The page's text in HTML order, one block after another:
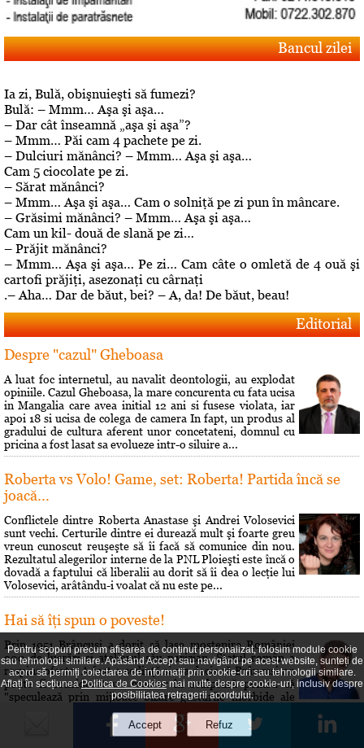
Bancul zilei
Ia zi, Bulă, obişnuieşti să fumezi?
Bulă: – Mmm… Aşa şi aşa…
– Dar cât înseamnă „aşa şi aşa”?
– Mmm… Păi cam 4 pachete pe zi.
– Dulciuri mănânci? – Mmm… Aşa şi aşa…
Cam 5 ciocolate pe zi.
– Sărat mănânci?
– Mmm… Aşa şi aşa… Cam o solniţă pe zi pun în mâncare.
– Grăsimi mănânci? – Mmm… Aşa şi aşa…
Cam un kil- două de slană pe zi…
– Prăjit mănânci?
– Mmm… Aşa şi aşa… Pe zi… Cam câte o omletă de 4 ouă şi
cartofi prăjiţi, asezonaţi cu cârnaţi
.– Aha… Dar de băut, bei? – A, da! De băut, beau!
Editorial
Despre "cazul" Gheboasa
A luat foc internetul, au navalit deontologii, au explodat
opiniile. Cazul Gheboasa, la mare concurenta cu fata ucisa
in Mangalia care avea initial 12 ani si fusese violata, iar
apoi 18 si ucisa de colega de camera In fapt, un produs al
gradului de cultura aferent unor concetateni, domnul cu
pricina a fost lasat sa evolueze intr-o siluire a...
Roberta vs Volo! Game, set: Roberta! Partida încă se
joacă...
Conflictele dintre Roberta Anastase şi Andrei Volosevici
sunt vechi. Certurile dintre ei durează mult şi foarte greu
vreun cunoscut reuşeşte să îi facă să comunice din nou.
Rezultatul alegerilor interne de la PNL Ploieşti este încă o
dovadă a faptului că liberalii au dorit să îi dea o lecţie lui
Volosevici, arâtându-i voalat că nu este pe...
Hai să îţi spun o poveste!
Prin 1951 Brâncusi a dorit să lase mostenire României
200 de lucrări si atelierul său parizian. Statul român a
respins oferta. A fost o sedinţă si s-a decis că Brâncusi nu
poate fi considerat un creator în sculptură pentru că
"speculează prin mijloace bizare gusturile morbide ale
societăţii burgheze". Cei care au hotărât asta au fost...
Maxima zilei
Pentru scopuri precum afișarea de conținut personalizat, folosim module cookie
sau tehnologii similare. Apăsând Accept sau navigând pe acest website, sunteți de
acord să permiți colectarea de informații prin cookie-uri sau tehnologii similare.
Aflați în secțiuneaPolitica de Cookiesmai multe despre cookie-uri, inclusiv despre
posibilitatea retragerii acordului.